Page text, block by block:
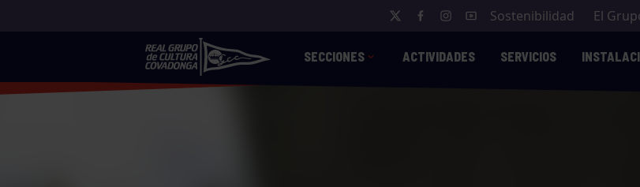
Sostenibilidad El
SECCIONES ACTIVIDADES SERVICIOS